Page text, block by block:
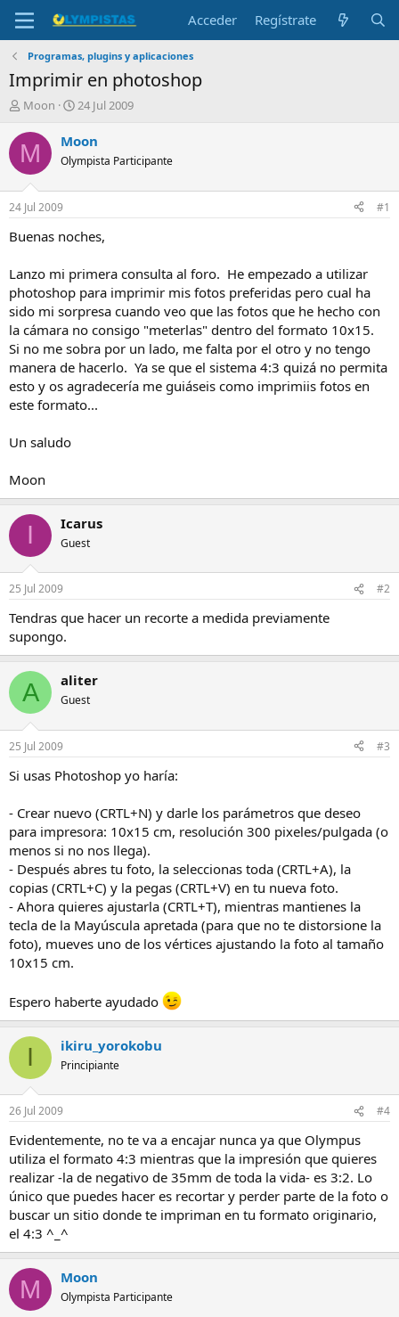
Acceder Regístrate
Programas, plugins y aplicaciones
Imprimir en photoshop
I
i
c
a
d
o
r
l
t
e
m
a
Moon
F
c
a
i
n
i
o
24 Jul 2009
M Moon
Olympista Participante
24 Jul 2009 #1
Buenas noches,
Lanzo mi primera consulta al foro. He empezado a utilizar
photoshop para imprimir mis fotos preferidas pero cual ha
sido mi sorpresa cuando veo que las fotos que he hecho con
la cámara no consigo "meterlas" dentro del formato 10x15.
Si no me sobra por un lado, me falta por el otro y no tengo
manera de hacerlo. Ya se que el sistema 4:3 quizá no permita
esto y os agradecería me guiáseis como imprimiis fotos en
este formato...
Un saludo
Moon
I Icarus
Guest
25 Jul 2009 #2
Tendras que hacer un recorte a medida previamente
supongo.
A aliter
Guest
25 Jul 2009 #3
Si usas Photoshop yo haría:
- Crear nuevo (CRTL+N) y darle los parámetros que deseo
para impresora: 10x15 cm, resolución 300 pixeles/pulgada (o
menos si no nos llega).
- Después abres tu foto, la seleccionas toda (CRTL+A), la
copias (CRTL+C) y la pegas (CRTL+V) en tu nueva foto.
- Ahora quieres ajustarla (CRTL+T), mientras mantienes la
tecla de la Mayúscula apretada (para que no te distorsione la
foto), mueves uno de los vértices ajustando la foto al tamaño
10x15 cm.
Espero haberte ayudado
I ikiru_yorokobu
Principiante
26 Jul 2009 #4
Evidentemente, no te va a encajar nunca ya que Olympus
utiliza el formato 4:3 mientras que la impresión que quieres
realizar -la de negativo de 35mm de toda la vida- es 3:2. Lo
único que puedes hacer es recortar y perder parte de la foto o
buscar un sitio donde te impriman en tu formato originario,
el 4:3 ^_^
M Moon
Olympista Participante